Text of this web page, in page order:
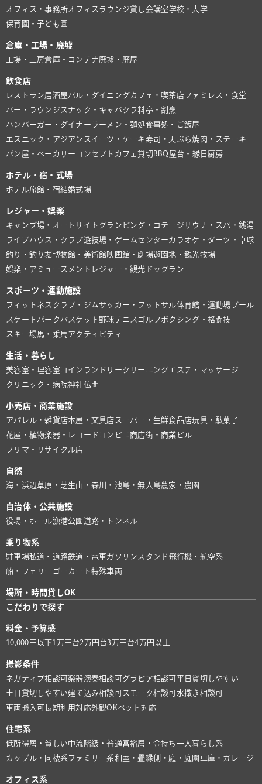
オフィス・事務所オフィスラウンジ貸し会議室学校・大学
保育園・子ども園
倉庫・工場・廃墟
工場・工房倉庫・コンテナ廃墟・廃屋
飲食店
レストラン居酒屋バル・ダイニングカフェ・喫茶店ファミレス・食堂
バー・ラウンジ スナック・キャバクラ料亭・割烹
ハンバーガー・ダイナーラーメン・麺処食事処・ご飯屋
エスニック・アジアン スイーツ・ケーキ寿司・天ぷら焼肉・ステーキ
パン屋・ベーカリー コンセプトカフェ貸切BBQ 屋台・縁日 厨房
ホテル・宿・式場
ホテル旅館・宿結婚式場
レジャー・娯楽
キャンプ場・オートサイト グランピング・コテージサウナ・スパ・銭湯
ライブハウス・クラブ遊技場・ゲームセンターカラオケ・ダーツ・卓球
釣り・釣り堀博物館・美術館映画館・劇場遊園地・観光牧場
娯楽・アミューズメント レジャー・観光 ドッグラン
スポーツ・運動施設
フィットネスクラブ・ジム サッカー・フットサル体育館・運動場プール
スケートパーク バスケット 野球テニス ゴルフ ボクシング・格闘技
スキー場馬・乗馬アクティビティ
生活・暮らし
美容室・理容室 コインランドリー クリーニングエステ・マッサージ
クリニック・病院神社仏閣
小売店・商業施設
アパレル・雑貨店本屋・文具店 スーパー・生鮮食品店玩具・駄菓子
花屋・植物楽器・レコード コンビニ商店街・商業ビル
フリマ・リサイクル店
自然
海・浜辺草原・芝生山・森川・池島・無人島農家・農園
自治体・公共施設
役場・ホール漁港公園 道路・トンネル
乗り物系
駐車場私道・道路鉄道・電車ガソリンスタンド 飛行機・航空系
船・フェリー ゴーカート特殊車両
場所・時間貸しOK
こだわりで探す
料金・予算感
10,000円以下1万円台2万円台3万円台4万円以上
撮影条件
ネガティブ相談可楽器演奏相談可グラビア相談可平日貸切しやすい
土日貸切しやすい建て込み相談可スモーク相談可水撒き相談可
車両搬入可長期利用対応外観OKペット対応
住宅系
低所得層・貧しい中流階級・普通富裕層・金持ち 一人暮らし系
カップル・同棲系ファミリー系和室・畳縁側・庭・庭園 車庫・ガレージ
オフィス系